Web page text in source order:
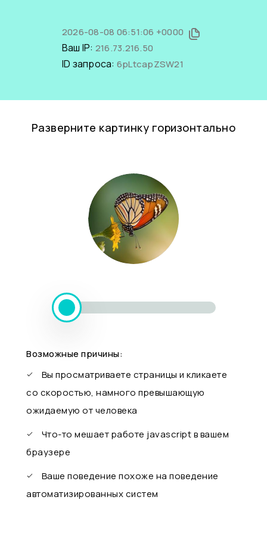
2026-08-08 06:51:06 +0000
Ваш IP: 216.73.216.50
ID запроса: 6pLtcapZSW21
Разверните картинку горизонтально
Возможные причины:
Вы просматриваете страницы и кликаете
со скоростью, намного превышающую
ожидаемую от человека
Что-то мешает работе javascript в вашем
браузере
Ваше поведение похоже на поведение
автоматизированных систем